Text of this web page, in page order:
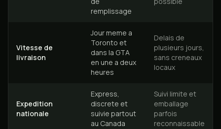
remplissage
Vitesse de
livraison
Jour meme a
Toronto et
dans la GTA
en une a deux
heures
Delais de
plusieurs jours,
sans creneaux
locaux
Expedition
nationale
Express,
discrete et
suivie partout
au Canada
Suivi limite et
emballage
parfois
reconnaissable